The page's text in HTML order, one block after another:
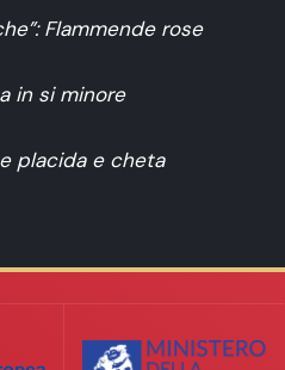
Flammende rose
in si minore
placida e cheta